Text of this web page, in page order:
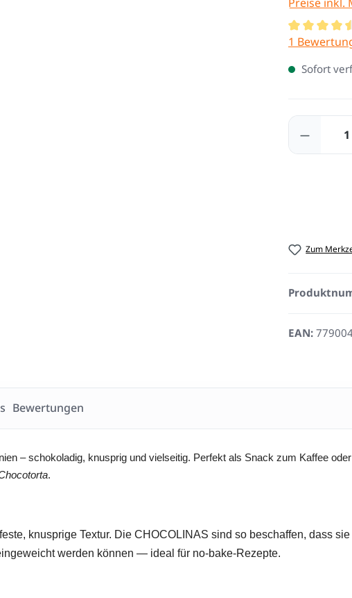
1
Sofort
Zum
EAN:
Bewertungen
– schokoladig, knusprig und vielseitig. Perfekt als Snack zum Kaffee
.
knusprige Textur. Die CHOCOLINAS sind so beschaffen, dass sie
werden können — ideal für no-bake-Rezepte.